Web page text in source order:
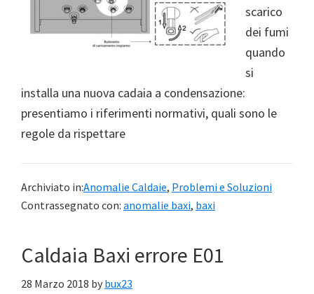
scarico
dei fumi
quando
si
installa una nuova cadaia a condensazione:
presentiamo i riferimenti normativi, quali sono le
regole da rispettare
Archiviato in:Anomalie Caldaie, Problemi e Soluzioni
Contrassegnato con: anomalie baxi, baxi
Caldaia Baxi errore E01
28 Marzo 2018 by bux23